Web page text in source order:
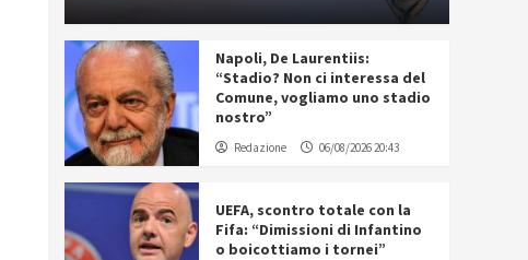
Napoli, De Laurentiis:
“Stadio? Non ci interessa del
Comune, vogliamo uno stadio
nostro”
Redazione 06/08/2026 20:43
UEFA, scontro totale con la
Fifa: “Dimissioni di Infantino
o boicottiamo i tornei”